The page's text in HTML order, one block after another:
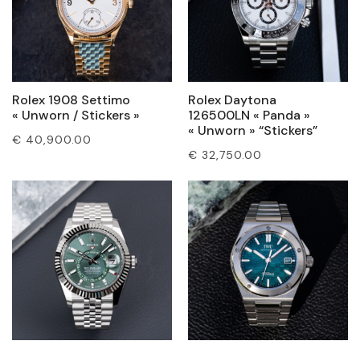
Rolex 1908 Settimo
« Unworn / Stickers »
€ 40,900.00
Rolex Daytona
126500LN « Panda »
« Unworn » “Stickers”
€ 32,750.00